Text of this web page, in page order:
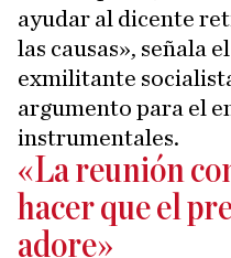
ayudar al dicente
las causas», señala
exmilitante
argumento para el
instrumentales.
«La reunión
hacer que el
adore»